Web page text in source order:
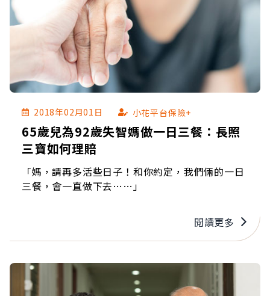
2018年02月01日 小花平台保險+
65歲兒為92歲失智媽做一日三餐：長照
三寶如何理賠
「媽，請再多活些日子！和你約定，我們倆的一日
三餐，會一直做下去……」
閱讀更多